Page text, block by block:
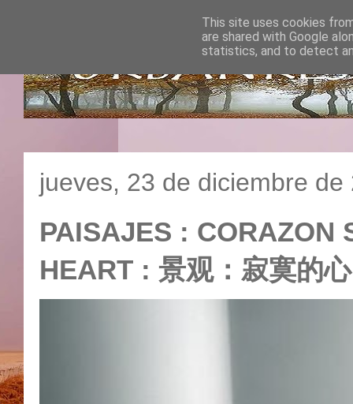
jueves, 23 de diciembre de
PAISAJES : CORAZON
HEART : 景观：寂寞的
This site uses cookies
are shared with Google
statistics, and to detect